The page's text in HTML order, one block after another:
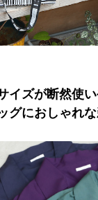
イズが断然使
グにおしゃれ